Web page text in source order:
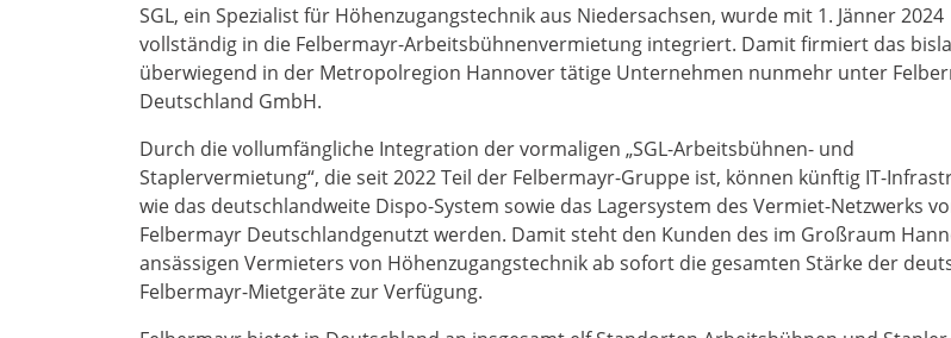
SGL, ein Spezialist für Höhenzugangstechnik aus Niedersachsen, wurde mit 1. Jänner 2024
vollständig in die Felbermayr-Arbeitsbühnenvermietung integriert. Damit firmiert das
überwiegend in der Metropolregion Hannover tätige Unternehmen nunmehr unter
Deutschland GmbH.
Durch die vollumfängliche Integration der vormaligen „SGL-Arbeitsbühnen- und
Staplervermietung“, die seit 2022 Teil der Felbermayr-Gruppe ist, können künftig IT-
wie das deutschlandweite Dispo-System sowie das Lagersystem des Vermiet-Netzwerks
Felbermayr Deutschlandgenutzt werden. Damit steht den Kunden des im Großraum
ansässigen Vermieters von Höhenzugangstechnik ab sofort die gesamten Stärke der
Felbermayr-Mietgeräte zur Verfügung.